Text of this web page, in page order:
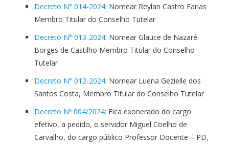
Decreto N° 014-2024: Nomear Reylan Castro Farias
Membro Titular do Conselho Tutelar
Decreto N° 013-2024: Nomear Glauce de Nazaré
Borges de Castilho Membro Titular do Conselho
Tutelar
Decreto N° 012-2024: Nomear Luena Gezielle dos
Santos Costa, Membro Titular do Conselho Tutelar
Decreto Nº 004/2024: Fica exonerado do cargo
efetivo, a pedido, o servidor Miguel Coelho de
Carvalho, do cargo público Professor Docente – PD,